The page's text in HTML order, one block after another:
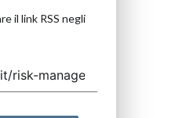
il link RSS negli